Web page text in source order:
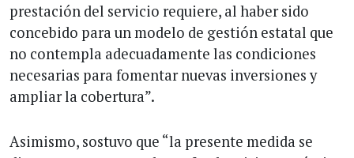
prestación del servicio requiere, al haber sido
concebido para un modelo de gestión estatal que
no contempla adecuadamente las condiciones
necesarias para fomentar nuevas inversiones y
ampliar la cobertura”.
Asimismo, sostuvo que “la presente medida se